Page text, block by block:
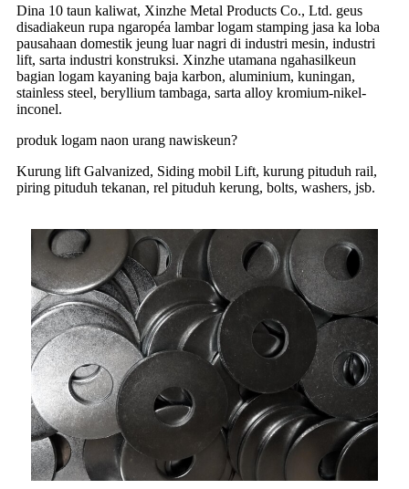
Dina 10 taun kaliwat, Xinzhe Metal Products Co., Ltd. geus
disadiakeun rupa ngaropéa lambar logam stamping jasa ka loba
pausahaan domestik jeung luar nagri di industri mesin, industri
lift, sarta industri konstruksi. Xinzhe utamana ngahasilkeun
bagian logam kayaning baja karbon, aluminium, kuningan,
stainless steel, beryllium tambaga, sarta alloy kromium-nikel-
inconel.
produk logam naon urang nawiskeun?
Kurung lift Galvanized, Siding mobil Lift, kurung pituduh rail,
piring pituduh tekanan, rel pituduh kerung, bolts, washers, jsb.